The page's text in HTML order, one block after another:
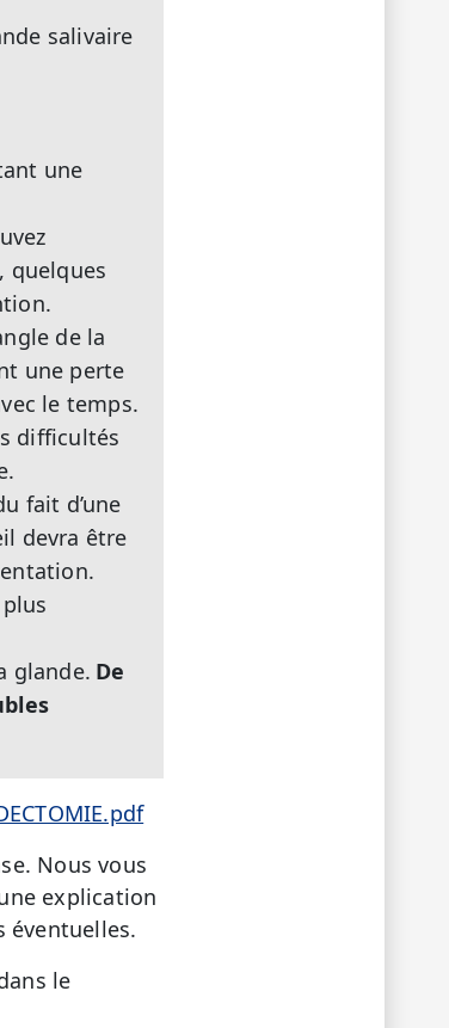
salivaire
une
quelques
de la
une perte
le temps.
difficultés
fait d’une
devra être
glande. De
Nous vous
explication
éventuelles.
le